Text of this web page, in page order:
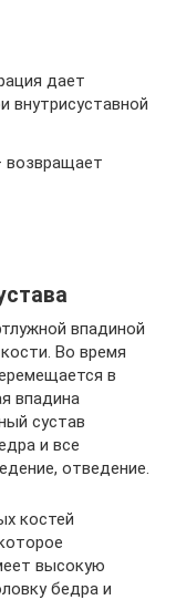
дает
внутрисуставной
возвращает
впадиной
Во время
в
впадина
сустав
и все
отведение.
костей
высокую
бедра и